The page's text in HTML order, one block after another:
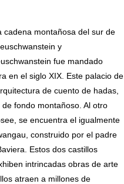
cadena montañosa del sur de
y
fue mandado
en el siglo XIX. Este palacio de
de cuento de hadas,
fondo montañoso. Al otro
se encuentra el igualmente
construido por el padre
Estos dos castillos
intrincadas obras de arte
atraen a millones de